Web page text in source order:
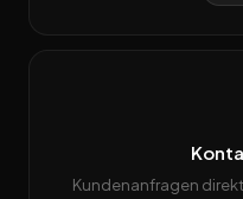
Kundenanfragen